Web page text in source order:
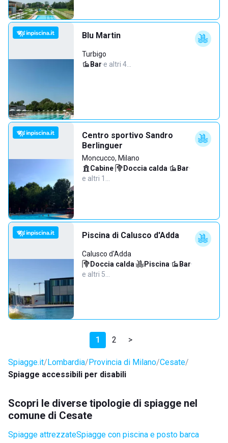
Blu Martin
Turbigo
Bar·e altri 4…
Centro sportivo Sandro
Berlinguer
Moncucco, Milano
Cabine· Doccia calda· Bar·
e altri 1…
Piscina di Calusco d'Adda
Calusco d'Adda
Doccia calda· Piscina· Bar·
e altri 5…
1 2 >
Spiagge.it Lombardia Provincia di Milano Cesate
Spiagge accessibili per disabili
Scopri le diverse tipologie di spiagge nel
comune di Cesate
Spiagge attrezzateSpiagge con piscina e posto barca